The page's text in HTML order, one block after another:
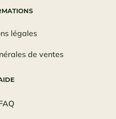
légales
de ventes